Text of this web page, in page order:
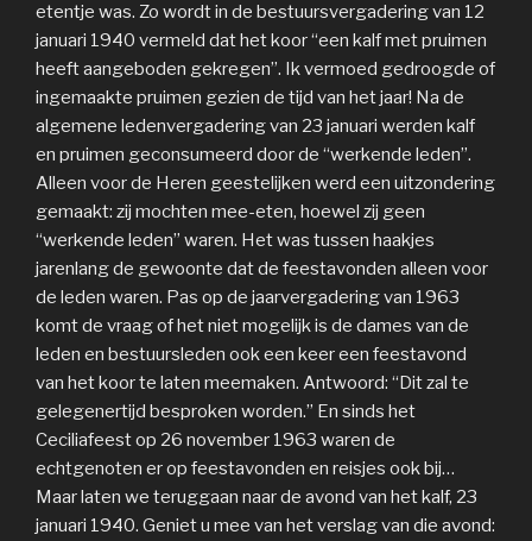
etentje was. Zo wordt in de bestuursvergadering van 12
januari 1940 vermeld dat het koor “een kalf met pruimen
heeft aangeboden gekregen”. Ik vermoed gedroogde of
ingemaakte pruimen gezien de tijd van het jaar! Na de
algemene ledenvergadering van 23 januari werden kalf
en pruimen geconsumeerd door de “werkende leden”.
Alleen voor de Heren geestelijken werd een uitzondering
gemaakt: zij mochten mee-eten, hoewel zij geen
“werkende leden” waren. Het was tussen haakjes
jarenlang de gewoonte dat de feestavonden alleen voor
de leden waren. Pas op de jaarvergadering van 1963
komt de vraag of het niet mogelijk is de dames van de
leden en bestuursleden ook een keer een feestavond
van het koor te laten meemaken. Antwoord: “Dit zal te
gelegenertijd besproken worden.” En sinds het
Ceciliafeest op 26 november 1963 waren de
echtgenoten er op feestavonden en reisjes ook bij…
Maar laten we teruggaan naar de avond van het kalf, 23
januari 1940. Geniet u mee van het verslag van die avond: